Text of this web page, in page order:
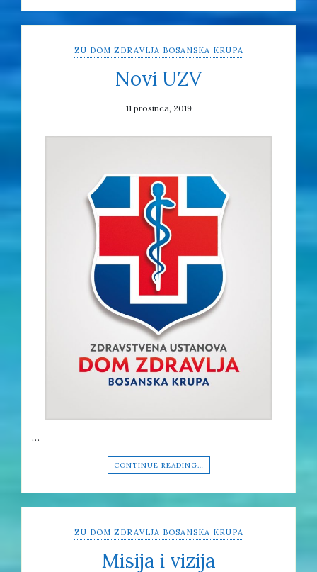
ZU DOM ZDRAVLJA BOSANSKA KRUPA
Novi UZV
11 prosinca, 2019
…
CONTINUE READING…
ZU DOM ZDRAVLJA BOSANSKA KRUPA
Misija i vizija